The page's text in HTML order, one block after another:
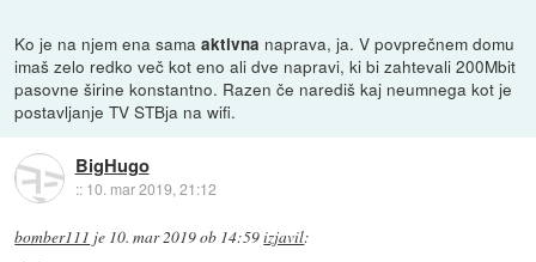
Ko je na njem ena samaaktivna naprava, ja. V povprečnem domu
imaš zelo redko več kot eno ali dve napravi, ki bi zahtevali 200Mbit
pasovne širine konstantno. Razen če narediš kaj neumnega kot je
postavljanje TV STBja na wifi.
BigHugo
:: 10. mar 2019, 21:12
bomber111 je 10. mar 2019 ob 14:59izjavil: